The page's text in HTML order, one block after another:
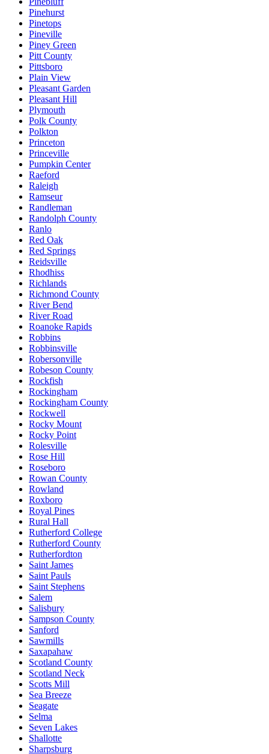
Pinehurst
Pinetops
Pineville
Piney Green
Pitt County
Pittsboro
Plain View
Pleasant Garden
Pleasant Hill
Plymouth
Polk County
Polkton
Princeton
Princeville
Pumpkin Center
Raeford
Raleigh
Ramseur
Randleman
Randolph County
Ranlo
Red Oak
Red Springs
Reidsville
Rhodhiss
Richlands
Richmond County
River Bend
River Road
Roanoke Rapids
Robbins
Robbinsville
Robersonville
Robeson County
Rockfish
Rockingham
Rockingham County
Rockwell
Rocky Mount
Rocky Point
Rolesville
Rose Hill
Roseboro
Rowan County
Rowland
Roxboro
Royal Pines
Rural Hall
Rutherford College
Rutherford County
Rutherfordton
Saint James
Saint Pauls
Saint Stephens
Salem
Salisbury
Sampson County
Sanford
Sawmills
Saxapahaw
Scotland County
Scotland Neck
Scotts Mill
Sea Breeze
Seagate
Selma
Seven Lakes
Shallotte
Sharpsburg